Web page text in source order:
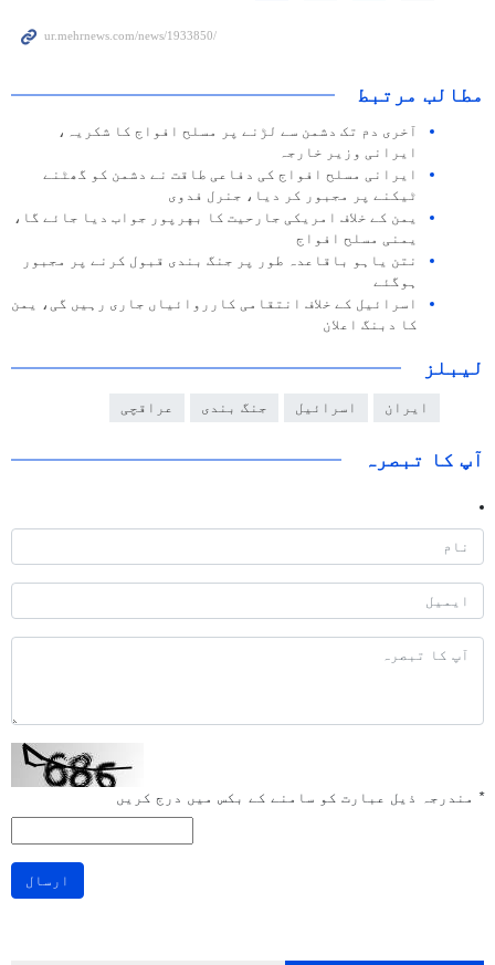
مطالب مرتبط
آخری دم تک دشمن سے لڑنے پر مسلح افواج کا شکریہ،
ایرانی وزیر خارجہ
ایرانی مسلح افواج کی دفاعی طاقت نے دشمن کو گھٹنے
ٹیکنے پر مجبور کر دیا، جنرل فدوی
یمن کے خلاف امریکی جارحیت کا بهرپور جواب دیا جائے گا،
یمنی مسلح افواج
نتن یاہو باقاعدہ طور پر جنگ بندی قبول کرنے پر مجبور
ہوگئے
اسرائیل کے خلاف انتقامی کارروائیاں جاری رہیں گی، یمن
کا دبنگ اعلان
لیبلز
ایران اسرائیل جنگ بندی عراقچی
آپ کا تبصرہ
* مندرجہ ذیل عبارت کو سامنے کے بکس میں درج کریں
ارسال